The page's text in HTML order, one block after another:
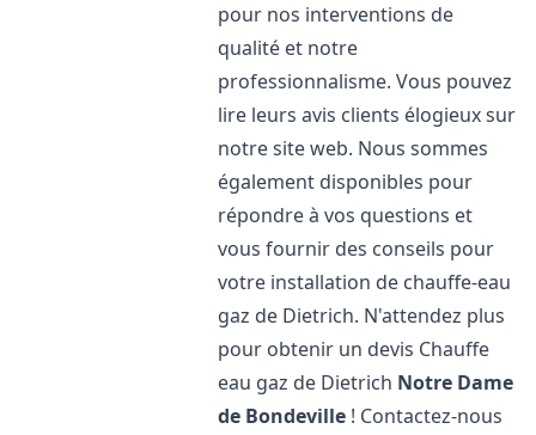
pour nos interventions de
qualité et notre
professionnalisme. Vous pouvez
lire leurs avis clients élogieux sur
notre site web. Nous sommes
également disponibles pour
répondre à vos questions et
vous fournir des conseils pour
votre installation de chauffe-eau
gaz de Dietrich. N'attendez plus
pour obtenir un devis Chauffe
eau gaz de Dietrich Notre Dame
de Bondeville ! Contactez-nous